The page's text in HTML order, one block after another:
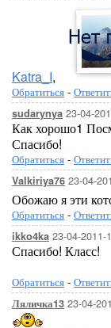
Katra_I,
Обратиться -
sudarynya 23-04-
Как хорошо1
Спасибо!
Обратиться -
Valkiriya76 23-04-
Обожаю я эти
Обратиться -
ikko4ka 23-04-2011-
[/
Обратиться -
Ляличка13 23-04-